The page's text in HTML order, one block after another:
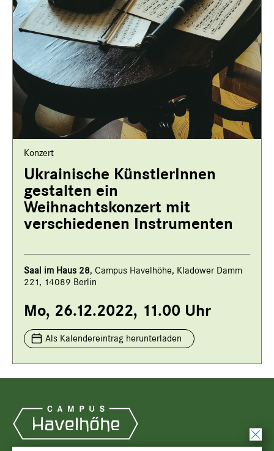
Konzert
Ukrainische KünstlerInnen
gestalten ein
Weihnachtskonzert mit
verschiedenen Instrumenten
Saal im Haus 28, Campus Havelhöhe, Kladower Damm
221, 14089 Berlin
Mo, 26.12.2022, 11.00 Uhr
Als Kalendereintrag herunterladen